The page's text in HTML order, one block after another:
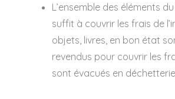
L’ensemble des éléments
suffit à couvrir les frais de
objets, livres, en bon état
revendus pour couvrir les
sont évacués en